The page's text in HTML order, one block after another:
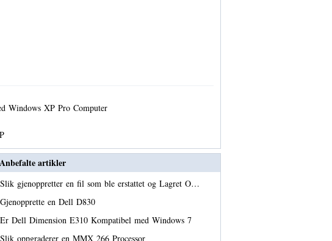
Windows XP Pro Computer
Anbefalte artikler
Slik gjenoppretter en fil som ble erstattet og Lagret O…
Gjenopprette en Dell D830
Er Dell Dimension E310 Kompatibel med Windows 7
Slik oppgraderer en MMX 266 Processor